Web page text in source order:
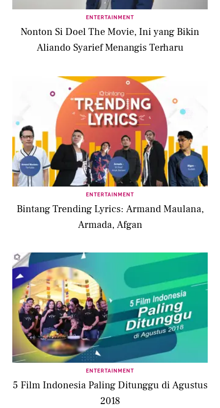
ENTERTAINMENT
Nonton Si Doel The Movie, Ini yang Bikin
Aliando Syarief Menangis Terharu
ENTERTAINMENT
Bintang Trending Lyrics: Armand Maulana,
Armada, Afgan
ENTERTAINMENT
5 Film Indonesia Paling Ditunggu di Agustus
2018